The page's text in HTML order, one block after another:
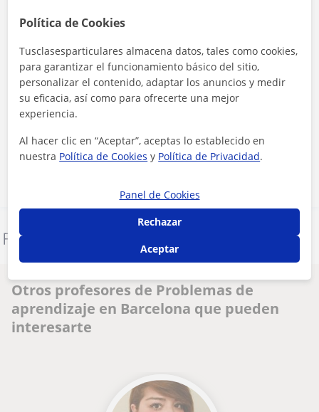
Al hacer clic, aceptas nuestro
Contactar ahora
Denunciar este perfil
Otros profesores de Problemas de
aprendizaje en Barcelona que pueden
interesarte
Política de Cookies
Tusclasesparticulares almacena datos, tales como cookies,
para garantizar el funcionamiento básico del sitio,
personalizar el contenido, adaptar los anuncios y medir
su eficacia, así como para ofrecerte una mejor
experiencia.
Al hacer clic en “Aceptar”, aceptas lo establecido en
nuestra Política de Cookies y Política de Privacidad.
Panel de Cookies
Rechazar
Aceptar